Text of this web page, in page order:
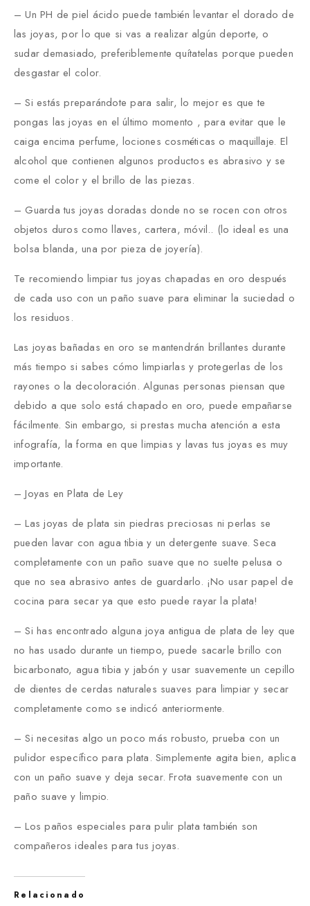
– Un PH de piel ácido puede también levantar el dorado de
las joyas, por lo que si vas a realizar algún deporte, o
sudar demasiado, preferiblemente quítatelas porque pueden
desgastar el color.
– Si estás preparándote para salir, lo mejor es que te
pongas las joyas en el último momento , para evitar que le
caiga encima perfume, lociones cosméticas o maquillaje. El
alcohol que contienen algunos productos es abrasivo y se
come el color y el brillo de las piezas.
– Guarda tus joyas doradas donde no se rocen con otros
objetos duros como llaves, cartera, móvil.. (lo ideal es una
bolsa blanda, una por pieza de joyería).
Te recomiendo limpiar tus joyas chapadas en oro después
de cada uso con un paño suave para eliminar la suciedad o
los residuos.
Las joyas bañadas en oro se mantendrán brillantes durante
más tiempo si sabes cómo limpiarlas y protegerlas de los
rayones o la decoloración. Algunas personas piensan que
debido a que solo está chapado en oro, puede empañarse
fácilmente. Sin embargo, si prestas mucha atención a esta
infografía, la forma en que limpias y lavas tus joyas es muy
importante.
– Joyas en Plata de Ley
– Las joyas de plata sin piedras preciosas ni perlas se
pueden lavar con agua tibia y un detergente suave. Seca
completamente con un paño suave que no suelte pelusa o
que no sea abrasivo antes de guardarlo. ¡No usar papel de
cocina para secar ya que esto puede rayar la plata!
– Si has encontrado alguna joya antigua de plata de ley que
no has usado durante un tiempo, puede sacarle brillo con
bicarbonato, agua tibia y jabón y usar suavemente un cepillo
de dientes de cerdas naturales suaves para limpiar y secar
completamente como se indicó anteriormente.
– Si necesitas algo un poco más robusto, prueba con un
pulidor específico para plata. Simplemente agita bien, aplica
con un paño suave y deja secar. Frota suavemente con un
paño suave y limpio.
– Los paños especiales para pulir plata también son
compañeros ideales para tus joyas.
Relacionado